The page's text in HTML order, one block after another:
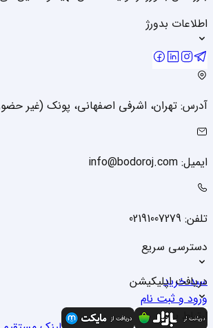
اطلاعات بدورژ
آدرس: تهران، اشرفی اصفهانی، پونک (غیر
ایمیل: info@bodoroj.com
تلفن: 02191007279
دسترسی سریع
سبد خرید
ورود و ثبت نام
درباره ما
دریافت اپلیکیشن
ارتباط با ما